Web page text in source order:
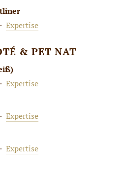
· Expertise
& PET NAT
· Expertise
· Expertise
· Expertise